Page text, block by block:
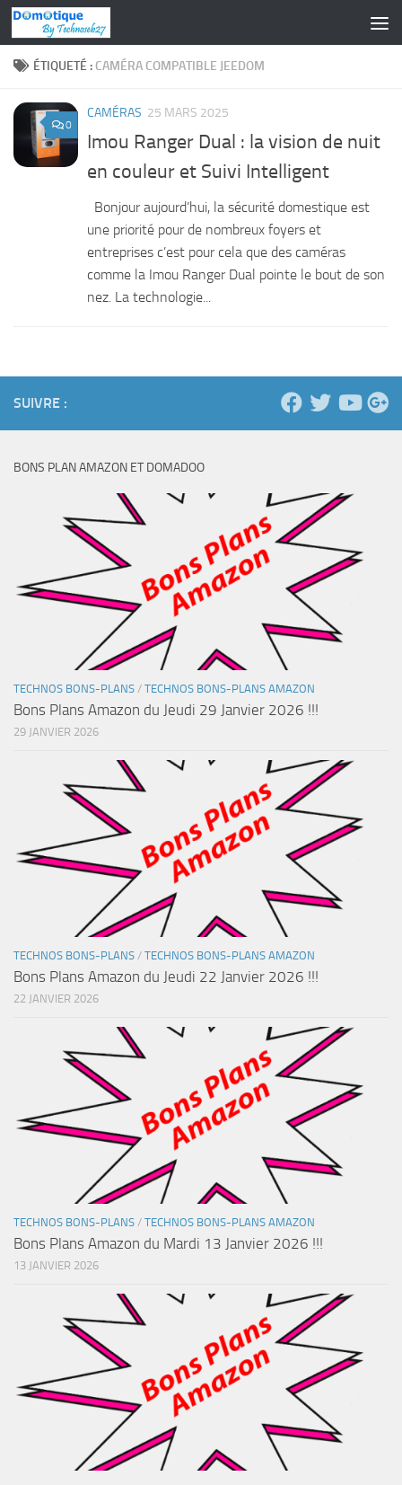
Skip to content
ÉTIQUETÉ : CAMÉRA COMPATIBLE JEEDOM
0
CAMÉRAS 25 MARS 2025
Imou Ranger Dual : la vision de nuit
en couleur et Suivi Intelligent
Bonjour aujourd’hui, la sécurité domestique est
une priorité pour de nombreux foyers et
entreprises c’est pour cela que des caméras
comme la Imou Ranger Dual pointe le bout de son
nez. La technologie...
SUIVRE :
BONS PLAN AMAZON ET DOMADOO
TECHNOS BONS-PLANS / TECHNOS BONS-PLANS AMAZON
Bons Plans Amazon du Jeudi 29 Janvier 2026 !!!
29 JANVIER 2026
TECHNOS BONS-PLANS / TECHNOS BONS-PLANS AMAZON
Bons Plans Amazon du Jeudi 22 Janvier 2026 !!!
22 JANVIER 2026
TECHNOS BONS-PLANS / TECHNOS BONS-PLANS AMAZON
Bons Plans Amazon du Mardi 13 Janvier 2026 !!!
13 JANVIER 2026